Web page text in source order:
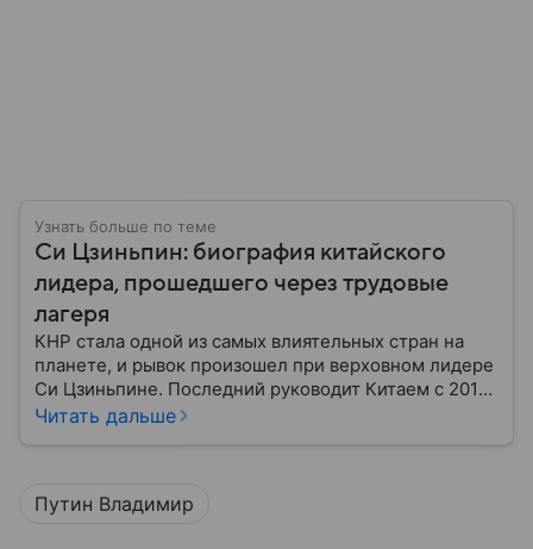
Узнать больше по теме
Си Цзиньпин: биография китайского
лидера, прошедшего через трудовые
лагеря
КНР стала одной из самых влиятельных стран на
планете, и рывок произошел при верховном лидере
Си Цзиньпине. Последний руководит Китаем с 2012
года: собрали главное из его биографии.
Читать дальше
Путин Владимир